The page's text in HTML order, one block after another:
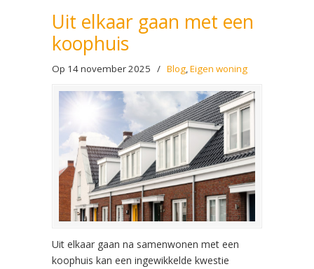
Uit elkaar gaan met een
koophuis
Op 14 november 2025 / Blog,Eigen woning
Uit elkaar gaan na samenwonen met een
koophuis kan een ingewikkelde kwestie